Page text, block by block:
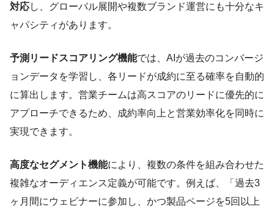
対応し、グローバル展開や複数ブランド運営にも十分なキ
ャパシティがあります。
予測リードスコアリング機能では、AIが過去のコンバージ
ョンデータを学習し、各リードが成約に至る確率を自動的
に算出します。営業チームは高スコアのリードに優先的に
アプローチできるため、成約率向上と営業効率化を同時に
実現できます。
高度なセグメント機能により、複数の条件を組み合わせた
複雑なオーディエンス定義が可能です。例えば、「過去3
ヶ月間にウェビナーに参加し、かつ製品ページを5回以上